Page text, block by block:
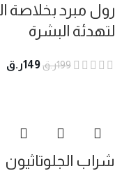
رول مبرد بخلاصة
لتهدئة البشرة
199ر.ق149ر.ق
شراب الجلوتاثيون